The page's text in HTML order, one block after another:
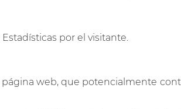
por el visitante.
web, que potencialmente